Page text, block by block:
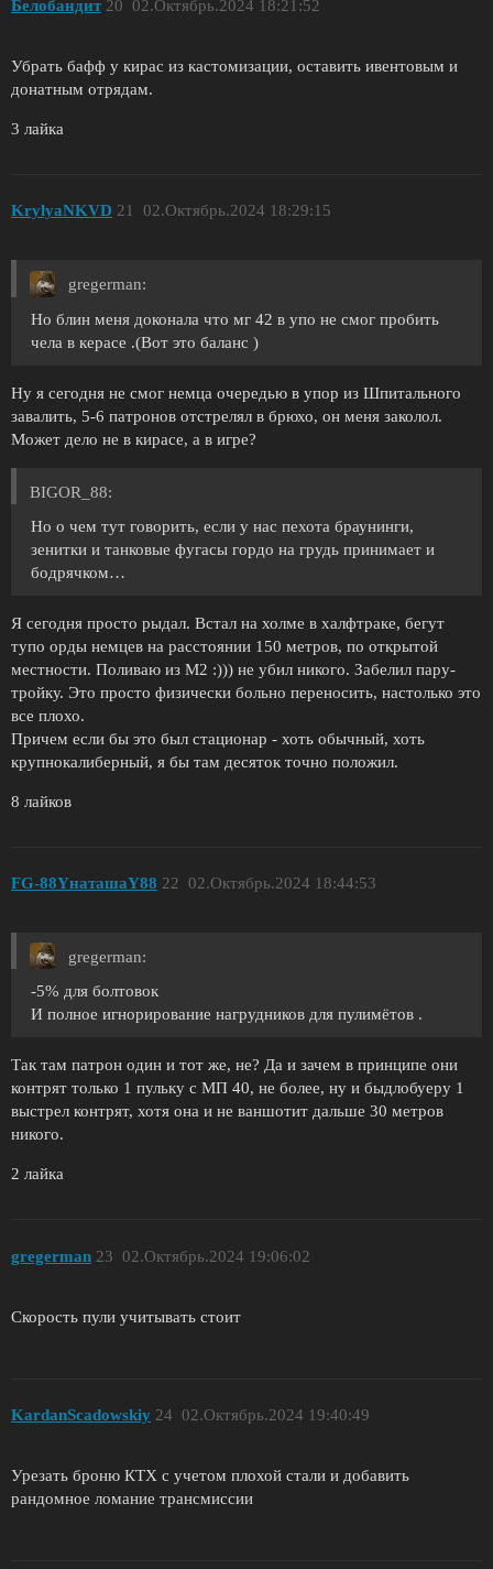
Белобандит 02.Октябрь.2024 18:21:52
20
Убрать бафф у кирас из кастомизации, оставить ивентовым и
донатным отрядам.
3 лайка
KrylyaNKVD 02.Октябрь.2024 18:29:15
21
gregerman:
Но блин меня доконала что мг 42 в упо не смог пробить
чела в керасе .(Вот это баланс )
Ну я сегодня не смог немца очередью в упор из Шпитального
завалить, 5-6 патронов отстрелял в брюхо, он меня заколол.
Может дело не в кирасе, а в игре?
BIGOR_88:
Но о чем тут говорить, если у нас пехота браунинги,
зенитки и танковые фугасы гордо на грудь принимает и
бодрячком…
Я сегодня просто рыдал. Встал на холме в халфтраке, бегут
тупо орды немцев на расстоянии 150 метров, по открытой
местности. Поливаю из М2 :))) не убил никого. Забелил пару-
тройку. Это просто физически больно переносить, настолько это
все плохо.
Причем если бы это был стационар - хоть обычный, хоть
крупнокалиберный, я бы там десяток точно положил.
8 лайков
FG-88YнаташаY88 02.Октябрь.2024 18:44:53
22
gregerman:
-5% для болтовок
И полное игнорирование нагрудников для пулимётов .
Так там патрон один и тот же, не? Да и зачем в принципе они
контрят только 1 пульку с МП 40, не более, ну и быдлобуеру 1
выстрел контрят, хотя она и не ваншотит дальше 30 метров
никого.
2 лайка
gregerman 02.Октябрь.2024 19:06:02
23
Скорость пули учитывать стоит
KardanScadowskiy 02.Октябрь.2024 19:40:49
24
Урезать броню КТХ с учетом плохой стали и добавить
рандомное ломание трансмиссии